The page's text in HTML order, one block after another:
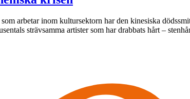
arbetar inom kultursektorn har den kinesiska
strävsamma artister som har drabbats hårt –